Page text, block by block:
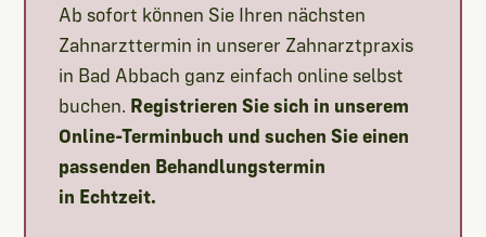
Ab sofort können Sie Ihren nächsten
Zahnarzttermin in unserer Zahnarztpraxis
in Bad Abbach ganz einfach online selbst
buchen. Registrieren Sie sich in unserem
Online-Terminbuch und suchen Sie einen
passenden Behandlungstermin
in Echtzeit.